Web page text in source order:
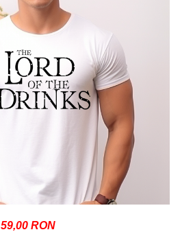
59,00 RON